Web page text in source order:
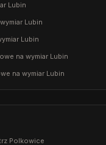
Lubin
Lubin
Lubin
na wymiar Lubin
na wymiar Lubin
Polkowice